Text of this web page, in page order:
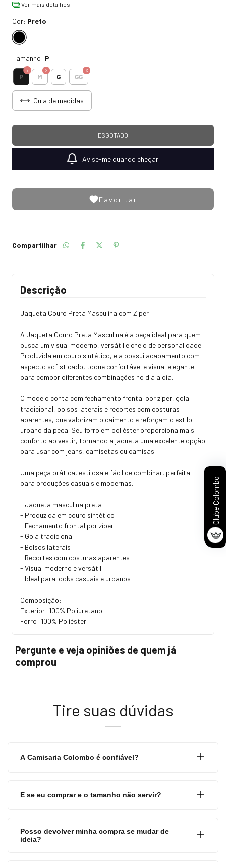
Ver mais detalhes
Cor: Preto
Tamanho: P
P M G GG
Guia de medidas
Avise-me quando chegar!
Favoritar
Compartilhar
Descrição
Jaqueta Couro Preta Masculina com Zíper
A Jaqueta Couro Preta Masculina é a peça ideal para quem
busca um visual moderno, versátil e cheio de personalidade.
Produzida em couro sintético, ela possui acabamento com
aspecto sofisticado, toque confortável e visual elegante
para compor diferentes combinações no dia a dia.
O modelo conta com fechamento frontal por zíper, gola
tradicional, bolsos laterais e recortes com costuras
aparentes, que valorizam o caimento e reforçam o estilo
urbano da peça. Seu forro em poliéster proporciona mais
conforto ao vestir, tornando a jaqueta uma excelente opção
para usar com jeans, camisetas ou camisas.
Uma peça prática, estilosa e fácil de combinar, perfeita
para produções casuais e modernas.
- Jaqueta masculina preta
- Produzida em couro sintético
- Fechamento frontal por zíper
- Gola tradicional
- Bolsos laterais
- Recortes com costuras aparentes
- Visual moderno e versátil
- Ideal para looks casuais e urbanos
Composição:
Exterior: 100% Poliuretano
Forro: 100% Poliéster
Pergunte e veja opiniões de quem já
comprou
Tire suas dúvidas
A Camisaria Colombo é confiável?
E se eu comprar e o tamanho não servir?
Posso devolver minha compra se mudar de
ideia?
Clube Colombo